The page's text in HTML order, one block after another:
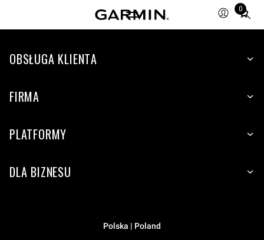
0
Total
items
cart:
OBSŁUGA KLIENTA
FIRMA
PLATFORMY
DLA BIZNESU
Polska | Poland